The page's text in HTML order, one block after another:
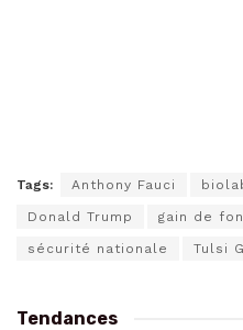
Tags: Anthony Fauci
Donald Trump gain de
sécurité nationale Tulsi
Tendances